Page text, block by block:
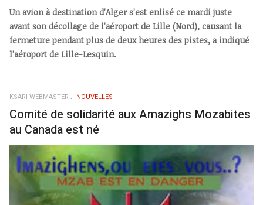
Un avion à destination d'Alger s'est enlisé ce mardi juste
avant son décollage de l'aéroport de Lille (Nord), causant la
fermeture pendant plus de deux heures des pistes, a indiqué
l'aéroport de Lille-Lesquin.
KSARI WEBMASTER NOUVELLES
Comité de solidarité aux Amazighs Mozabites
au Canada est né